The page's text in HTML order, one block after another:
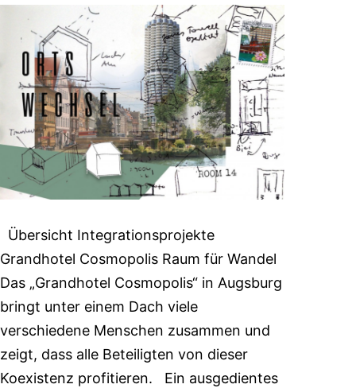
Übersicht Integrationsprojekte
Grandhotel Cosmopolis Raum für Wandel
Das „Grandhotel Cosmopolis“ in Augsburg
bringt unter einem Dach viele
verschiedene Menschen zusammen und
zeigt, dass alle Beteiligten von dieser
Koexistenz profitieren. Ein ausgedientes